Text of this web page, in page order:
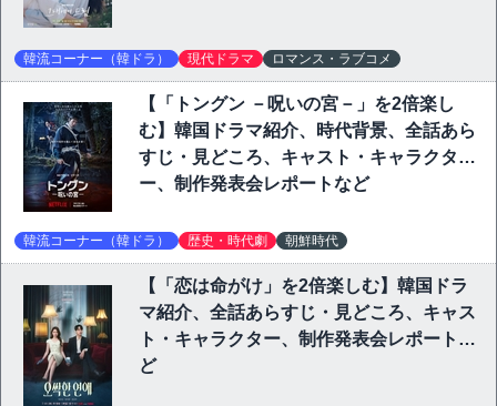
韓流コーナー（韓ドラ） 現代ドラマ ロマンス・ラブコメ
【「トングン －呪いの宮－」を2倍楽し
む】韓国ドラマ紹介、時代背景、全話あら
すじ・見どころ、キャスト・キャラクタ
ー、制作発表会レポートなど
韓流コーナー（韓ドラ） 歴史・時代劇 朝鮮時代
【「恋は命がけ」を2倍楽しむ】韓国ドラ
マ紹介、全話あらすじ・見どころ、キャス
ト・キャラクター、制作発表会レポートな
ど